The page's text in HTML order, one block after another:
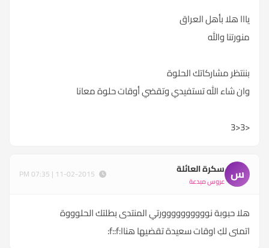
يااا هلا بأهل العراق
منورتنا والله
بننتظر مشاركاتك الحلوة
وان شاء الله تستفيدي وتقضي أوقات حلوة معانا
<3<3
س سكرة العائلة
عروس مبدعة
هلا حبوبة نوووووووووورتي المنتدى بطلتك الحلوووة
اتمنى لكِ اوقات سعيدة تقضيها هناا:f::f: